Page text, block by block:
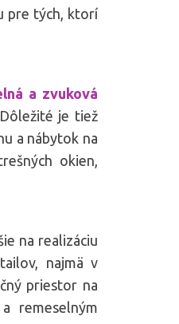
pre tých, ktorí
a zvuková
je tiež
a nábytok na
okien,
na realizáciu
najmä v
priestor na
remeselným